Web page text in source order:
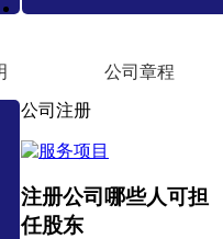
公司章程
公司注册
注册公司哪些人可担
任股东